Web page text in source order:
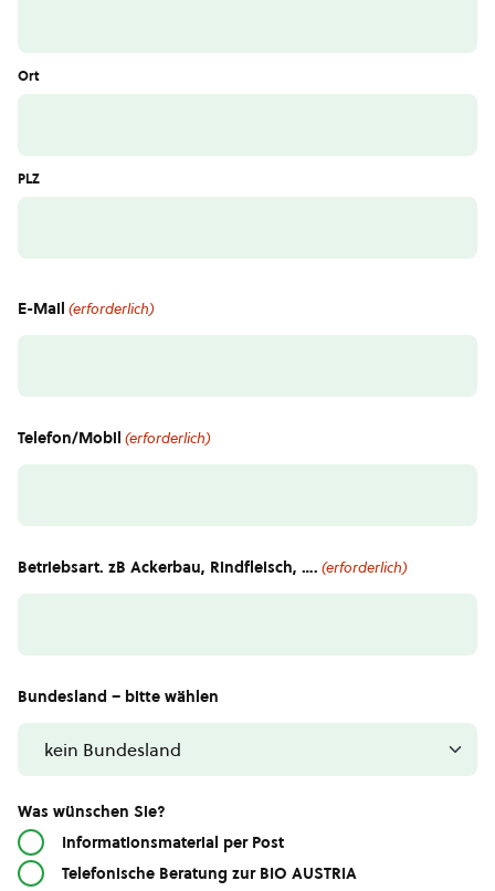
Ort
PLZ
E-Mail (erforderlich)
Telefon/Mobil (erforderlich)
Betriebsart. zB Ackerbau, Rindfleisch, …. (erforderlich)
Bundesland – bitte wählen
Was wünschen Sie?
Informationsmaterial per Post
Telefonische Beratung zur BIO AUSTRIA